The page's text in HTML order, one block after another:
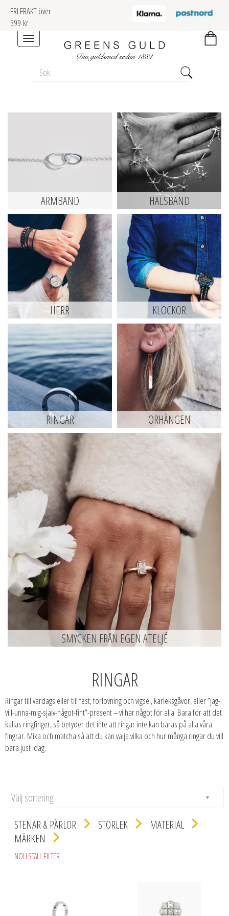
FRI FRAKT över
399 kr
Toggle
navigation
ARMBAND HALSBAND
HERR KLOCKOR
RINGAR ÖRHÄNGEN
SMYCKEN FRÅN EGEN ATELJÉ
RINGAR
Ringar till vardags eller till fest, förlovning och vigsel, kärleksgåvor, eller ”jag-
vill-unna-mig-själv-något-fint”-present – vi har något för alla. Bara för att det
kallas ringfinger, så betyder det inte att ringar inte kan bäras på alla våra
fingrar. Mixa och matcha så att du kan välja vilka och hur många ringar du vill
bära just idag.
Välj sortering
STENAR & PÄRLOR
STORLEK
MATERIAL
MÄRKEN
NOLLSTÄLL FILTER